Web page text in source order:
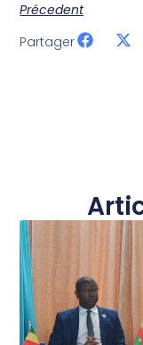
Précedent
Partager